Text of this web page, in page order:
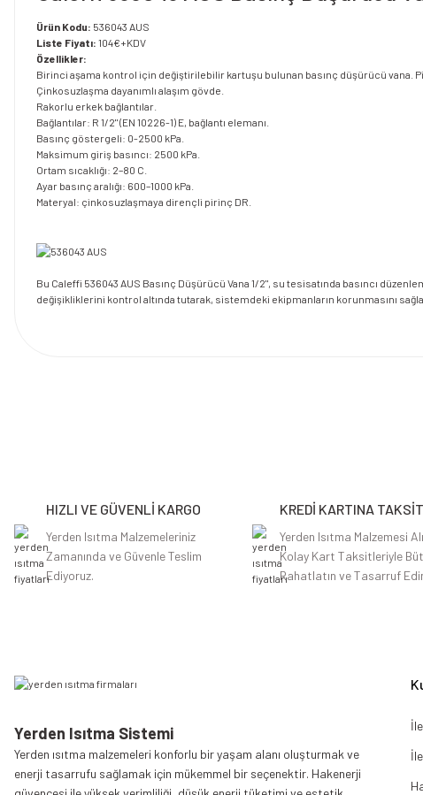
Ürün Kodu: 536043 AUS
Liste Fiyatı: 104€+KDV
Özellikler:
Birinci aşama kontrol için değiştirilebilir kartuşu bulunan basınç düşürücü vana.
Çinkosuzlaşma dayanımlı alaşım gövde.
Rakorlu erkek bağlantılar.
Bağlantılar: R 1/2" (EN 10226-1) E, bağlantı elemanı.
Basınç göstergeli: 0-2500 kPa.
Maksimum giriş basıncı: 2500 kPa.
Ortam sıcaklığı: 2–80 C.
Ayar basınç aralığı: 600–1000 kPa.
Materyal: çinkosuzlaşmaya dirençli pirinç DR.
Bu Caleffi 536043 AUS Basınç Düşürücü Vana 1/2", su tesisatında basıncı
değişikliklerini kontrol altında tutarak, sistemdeki ekipmanların korunmasını
Ürün bilgilerinde hatalar bulunuyor.
Ürün fiyatı diğer sitelerden daha pahalı.
Bu ürüne benzer farklı alternatifler olmalı.
HIZLI VE GÜVENLİ KARGO
Yerden Isıtma Malzemeleriniz
Zamanında ve Güvenle Teslim
Ediyoruz.
KREDİ KARTINA TAKSİT
Yerden Isıtma Malzemesi
Kolay Kart Taksitleriyle
Rahatlatın ve Tasarruf
Yerden Isıtma Sistemi
Yerden ısıtma malzemeleri konforlu bir yaşam alanı oluşturmak ve
enerji tasarrufu sağlamak için mükemmel bir seçenektir. Hakenerji